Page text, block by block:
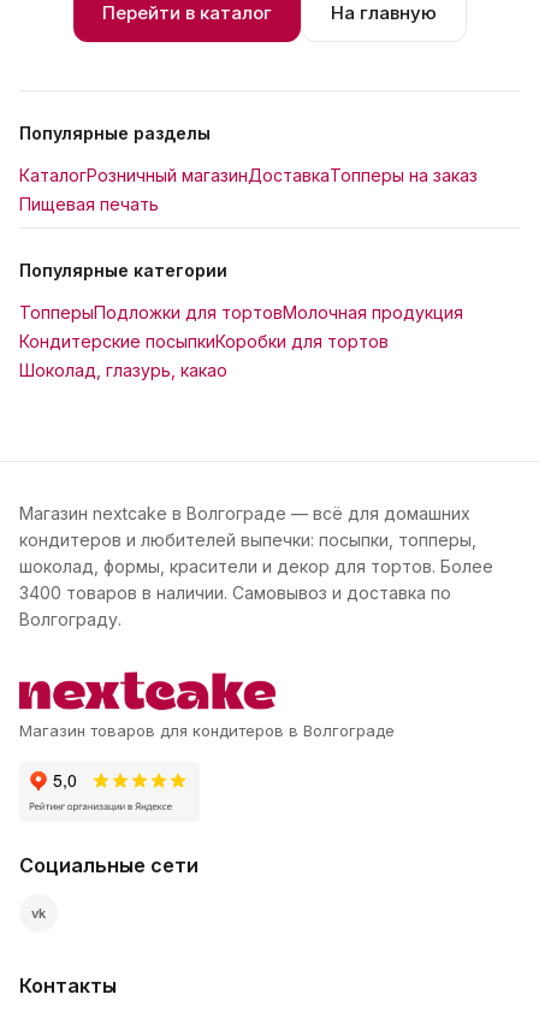
Перейти в каталог На главную
Популярные разделы
КаталогРозничный магазинДоставкаТопперы на заказ
Пищевая печать
Популярные категории
ТопперыПодложки для тортовМолочная продукция
Кондитерские посыпкиКоробки для тортов
Шоколад, глазурь, какао
Магазин nextcake в Волгограде — всё для домашних
кондитеров и любителей выпечки: посыпки, топперы,
шоколад, формы, красители и декор для тортов. Более
3400 товаров в наличии. Самовывоз и доставка по
Волгограду.
Магазин товаров для кондитеров в Волгограде
Социальные сети
vk
Контакты